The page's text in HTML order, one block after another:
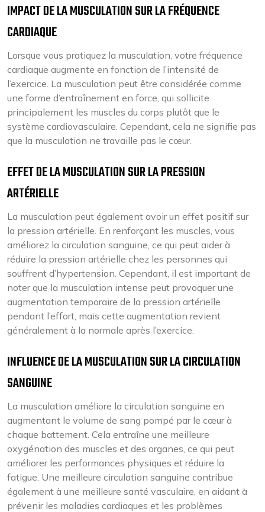
IMPACT DE LA MUSCULATION SUR LA FRÉQUENCE
CARDIAQUE
Lorsque vous pratiquez la musculation, votre fréquence
cardiaque augmente en fonction de l’intensité de
l’exercice. La musculation peut être considérée comme
une forme d’entraînement en force, qui sollicite
principalement les muscles du corps plutôt que le
système cardiovasculaire. Cependant, cela ne signifie pas
que la musculation ne travaille pas le cœur.
EFFET DE LA MUSCULATION SUR LA PRESSION
ARTÉRIELLE
La musculation peut également avoir un effet positif sur
la pression artérielle. En renforçant les muscles, vous
améliorez la circulation sanguine, ce qui peut aider à
réduire la pression artérielle chez les personnes qui
souffrent d’hypertension. Cependant, il est important de
noter que la musculation intense peut provoquer une
augmentation temporaire de la pression artérielle
pendant l’effort, mais cette augmentation revient
généralement à la normale après l’exercice.
INFLUENCE DE LA MUSCULATION SUR LA CIRCULATION
SANGUINE
La musculation améliore la circulation sanguine en
augmentant le volume de sang pompé par le cœur à
chaque battement. Cela entraîne une meilleure
oxygénation des muscles et des organes, ce qui peut
améliorer les performances physiques et réduire la
fatigue. Une meilleure circulation sanguine contribue
également à une meilleure santé vasculaire, en aidant à
prévenir les maladies cardiaques et les problèmes